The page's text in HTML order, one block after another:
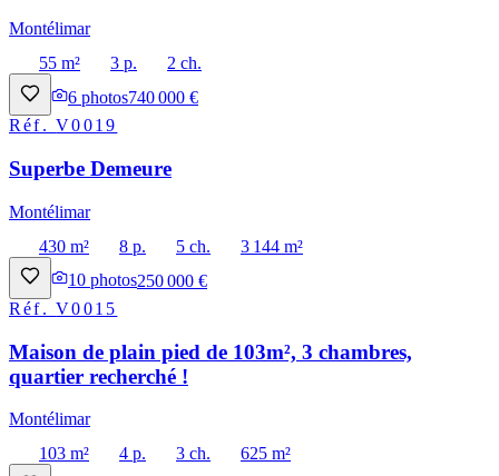
Montélimar
55 m²
3 p.
2 ch.
6 photos740 000 €
Réf.V0019
Superbe Demeure
Montélimar
430 m²
8 p. 5 ch.
3 144 m²
10 photos250 000 €
Réf.V0015
Maison de plain pied de 103m², 3 chambres,
quartier recherché !
Montélimar
103 m²
4 p. 3 ch.
625 m²